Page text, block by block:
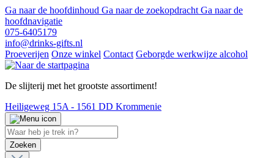
Ga naar de hoofdinhoud Ga naar de zoekopdracht Ga naar de
hoofdnavigatie
075-6405179
info@drinks-gifts.nl
Proeverijen Onze winkel Contact Geborgde werkwijze alcohol
De slijterij met het grootste assortiment!
Heiligeweg 15A - 1561 DD Krommenie
Zoeken